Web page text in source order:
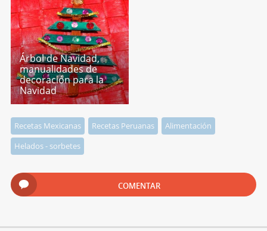
Árbol de Navidad,
manualidades de
decoración para la
Navidad
Recetas Mexicanas Recetas Peruanas
Alimentación
Helados - sorbetes
COMENTAR